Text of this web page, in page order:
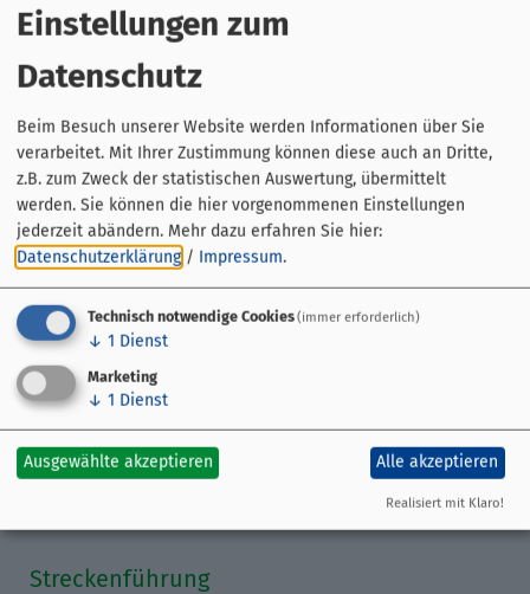
Gemeinde Bergrheinfeld
Hauptstraße 38
97493 Bergrheinfeld
09721 97000
Streckenführung
Einstellungen zum
Datenschutz
Beim Besuch unserer Website werden Informationen über Sie
verarbeitet. Mit Ihrer Zustimmung können diese auch an Dritte,
z.B. zum Zweck der statistischen Auswertung, übermittelt
werden. Sie können die hier vorgenommenen Einstellungen
jederzeit abändern. Mehr dazu erfahren Sie hier:
Datenschutzerklärung / Impressum.
Technisch notwendige Cookies(immer erforderlich)
↓ 1 Dienst
Marketing
↓ 1 Dienst
Ausgewählte akzeptieren Alle akzeptieren
Realisiert mit Klaro!